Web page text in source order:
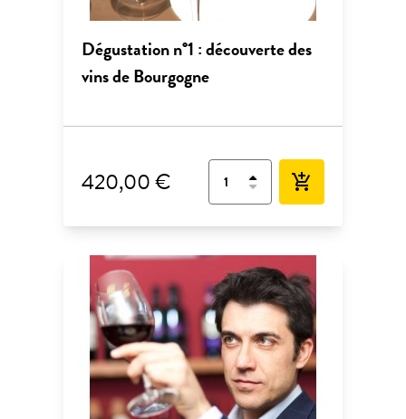
Dégustation n°1 : découverte des
vins de Bourgogne
420,00 € add_shopping_cart